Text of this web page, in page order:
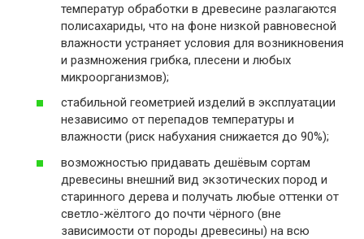
температур обработки в древесине разлагаются
полисахариды, что на фоне низкой равновесной
влажности устраняет условия для возникновения
и размножения грибка, плесени и любых
микроорганизмов);
стабильной геометрией изделий в эксплуатации
независимо от перепадов температуры и
влажности (риск набухания снижается до 90%);
возможностью придавать дешёвым сортам
древесины внешний вид экзотических пород и
старинного дерева и получать любые оттенки от
светло-жёлтого до почти чёрного (вне
зависимости от породы древесины) на всю